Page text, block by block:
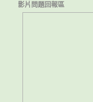
影片問題回報區